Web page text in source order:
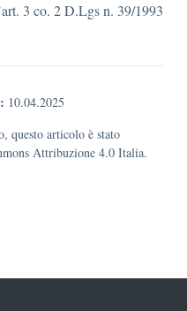
3 co. 2 D.Lgs n. 39/1993
10.04.2025
questo articolo è stato
Attribuzione 4.0 Italia.